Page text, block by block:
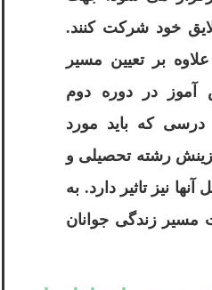
خود شرکت کنند.
بر تعیین مسیر
دانش آموز در دوره دوم
که باید مورد
رشته تحصیلی و
نیز تاثیر دارد. به
زندگی جوانان